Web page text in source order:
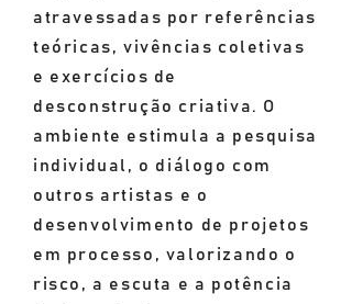
atravessadas por referências
teóricas, vivências coletivas
e exercícios de
desconstrução criativa. O
ambiente estimula a pesquisa
individual, o diálogo com
outros artistas e o
desenvolvimento de projetos
em processo, valorizando o
risco, a escuta e a potência